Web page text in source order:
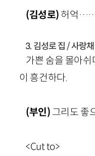
(김성로) 허억
3. 김성로 집 / 사랑
가쁜 숨을 몰아쉬
이 흥건하다.
(부인) 그리도 좋
<Cut to>